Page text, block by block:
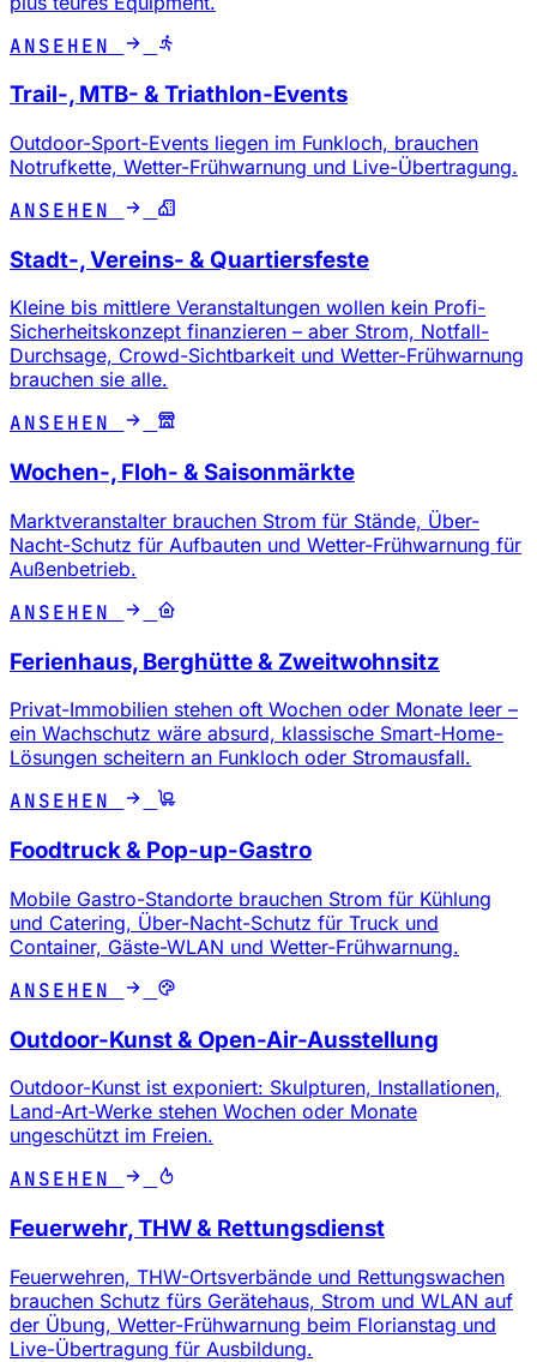
ANSEHEN
Trail-, MTB- & Triathlon-Events
Outdoor-Sport-Events liegen im Funkloch, brauchen
Notrufkette, Wetter-Frühwarnung und Live-Übertragung.
ANSEHEN
Stadt-, Vereins- & Quartiersfeste
Kleine bis mittlere Veranstaltungen wollen kein Profi-
Sicherheitskonzept finanzieren – aber Strom, Notfall-
Durchsage, Crowd-Sichtbarkeit und Wetter-Frühwarnung
brauchen sie alle.
ANSEHEN
Wochen-, Floh- & Saisonmärkte
Marktveranstalter brauchen Strom für Stände, Über-
Nacht-Schutz für Aufbauten und Wetter-Frühwarnung für
Außenbetrieb.
ANSEHEN
Ferienhaus, Berghütte & Zweitwohnsitz
Privat-Immobilien stehen oft Wochen oder Monate leer –
ein Wachschutz wäre absurd, klassische Smart-Home-
Lösungen scheitern an Funkloch oder Stromausfall.
ANSEHEN
Foodtruck & Pop-up-Gastro
Mobile Gastro-Standorte brauchen Strom für Kühlung
und Catering, Über-Nacht-Schutz für Truck und
Container, Gäste-WLAN und Wetter-Frühwarnung.
ANSEHEN
Outdoor-Kunst & Open-Air-Ausstellung
Outdoor-Kunst ist exponiert: Skulpturen, Installationen,
Land-Art-Werke stehen Wochen oder Monate
ungeschützt im Freien.
ANSEHEN
Feuerwehr, THW & Rettungsdienst
Feuerwehren, THW-Ortsverbände und Rettungswachen
brauchen Schutz fürs Gerätehaus, Strom und WLAN auf
der Übung, Wetter-Frühwarnung beim Florianstag und
Live-Übertragung für Ausbildung.